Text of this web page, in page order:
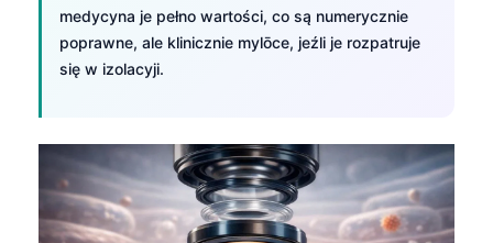
medycyna je pełno wartości, co są numerycznie
poprawne, ale klinicznie mylōce, jeźli je rozpatruje
się w izolacyji.